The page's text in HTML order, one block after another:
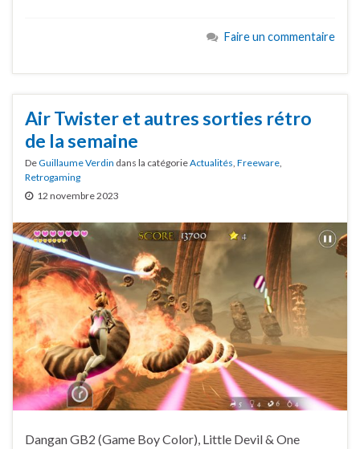
Faire un commentaire
Air Twister et autres sorties rétro
de la semaine
DeGuillaume Verdin dans la catégorieActualités Freeware
Retrogaming
12 novembre 2023
Dangan GB2 (Game Boy Color), Little Devil & One